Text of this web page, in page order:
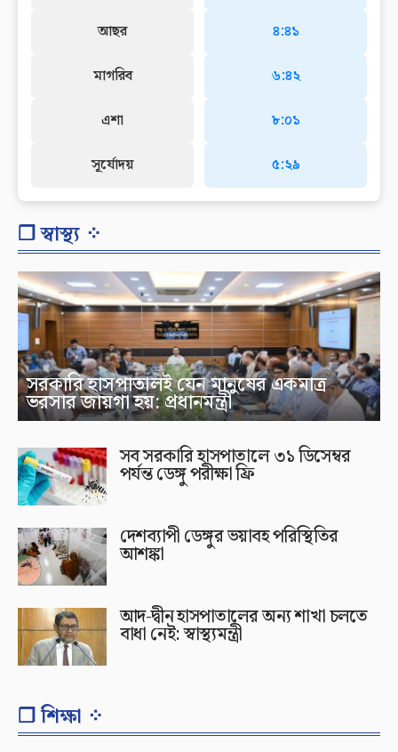
আছর
মাগরিব
এশা
সূর্যোদয়
৪:৪১
৬:৪২
৮:০১
৫:২৯
❐ স্বাস্থ্য ⁘
সরকারি হাসপাতালই যেন মানুষের একমাত্র
ভরসার জায়গা হয়: প্রধানমন্ত্রী
সব সরকারি হাসপাতালে ৩১ ডিসেম্বর
পর্যন্ত ডেঙ্গু পরীক্ষা ফ্রি
দেশব্যাপী ডেঙ্গুর ভয়াবহ পরিস্থিতির
আশঙ্কা
আদ-দ্বীন হাসপাতালের অন্য শাখা চলতে
বাধা নেই: স্বাস্থ্যমন্ত্রী
❐ শিক্ষা ⁘